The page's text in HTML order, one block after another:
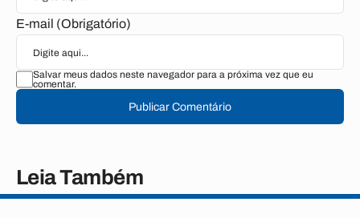
E-mail (Obrigatório)
Salvar meus dados neste navegador para a próxima vez que eu
comentar.
Publicar Comentário
Leia Também